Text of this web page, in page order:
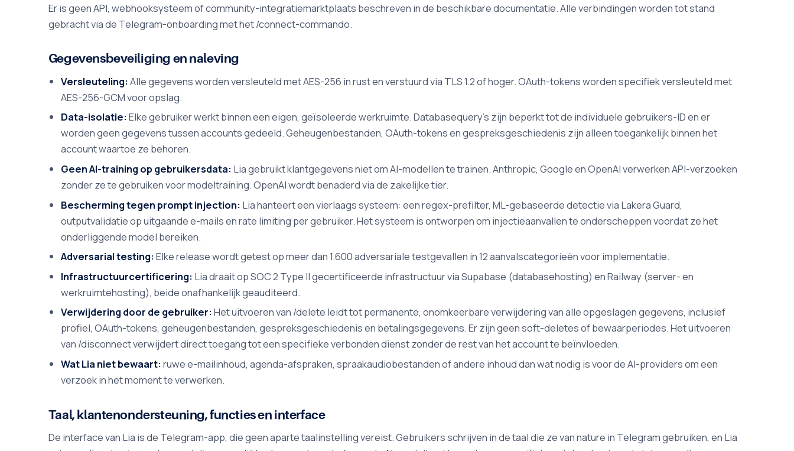
Er is geen API, webhooksysteem of community-integratiemarktplaats beschreven in de beschikbare documentatie. Alle verbindingen worden tot stand
gebracht via de Telegram-onboarding met het /connect-commando.
Gegevensbeveiliging en naleving
Versleuteling:Alle gegevens worden versleuteld met AES-256 in rust en verstuurd via TLS 1.2 of hoger. OAuth-tokens worden specifiek versleuteld met
AES-256-GCM voor opslag.
Data-isolatie:Elke gebruiker werkt binnen een eigen, geïsoleerde werkruimte. Databasequery's zijn beperkt tot de individuele gebruikers-ID en er
worden geen gegevens tussen accounts gedeeld. Geheugenbestanden, OAuth-tokens en gespreksgeschiedenis zijn alleen toegankelijk binnen het
account waartoe ze behoren.
Geen AI-training op gebruikersdata: Lia gebruikt klantgegevens niet om AI-modellen te trainen. Anthropic, Google en OpenAI verwerken API-verzoeken
zonder ze te gebruiken voor modeltraining. OpenAI wordt benaderd via de zakelijke tier.
Bescherming tegen prompt injection: Lia hanteert een vierlaags systeem: een regex-prefilter, ML-gebaseerde detectie via Lakera Guard,
outputvalidatie op uitgaande e-mails en rate limiting per gebruiker. Het systeem is ontworpen om injectieaanvallen te onderscheppen voordat ze het
onderliggende model bereiken.
Adversarial testing:Elke release wordt getest op meer dan 1.600 adversariale testgevallen in 12 aanvalscategorieën voor implementatie.
Infrastructuurcertificering: Lia draait op SOC 2 Type II gecertificeerde infrastructuur via Supabase (databasehosting) en Railway (server- en
werkruimtehosting), beide onafhankelijk geauditeerd.
Verwijdering door de gebruiker:Het uitvoeren van /delete leidt tot permanente, onomkeerbare verwijdering van alle opgeslagen gegevens, inclusief
profiel, OAuth-tokens, geheugenbestanden, gespreksgeschiedenis en betalingsgegevens. Er zijn geen soft-deletes of bewaarperiodes. Het uitvoeren
van /disconnect verwijdert direct toegang tot een specifieke verbonden dienst zonder de rest van het account te beïnvloeden.
Wat Lia niet bewaart:ruwe e-mailinhoud, agenda-afspraken, spraakaudiobestanden of andere inhoud dan wat nodig is voor de AI-providers om een
verzoek in het moment te verwerken.
Taal, klantenondersteuning, functies en interface
De interface van Lia is de Telegram-app, die geen aparte taalinstelling vereist. Gebruikers schrijven in de taal die ze van nature in Telegram gebruiken, en Lia